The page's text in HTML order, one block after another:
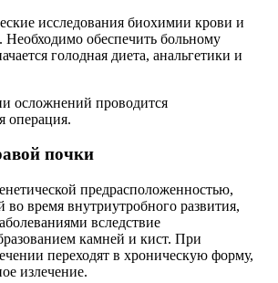
исследования биохимии крови и
Необходимо обеспечить больному
голодная диета, анальгетики и
осложнений проводится
операция.
почки
предрасположенностью,
время внутриутробного развития,
вследствие
камней и кист. При
переходят в хроническую форму,
излечение.